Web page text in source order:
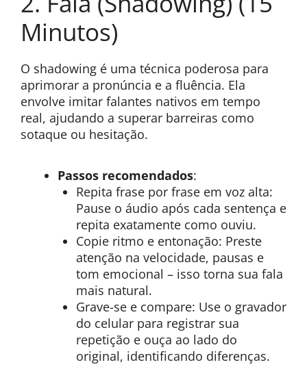
Minutos)
O shadowing é uma técnica poderosa para
aprimorar a pronúncia e a fluência. Ela
envolve imitar falantes nativos em tempo
real, ajudando a superar barreiras como
sotaque ou hesitação.
Passos recomendados:
Repita frase por frase em voz alta:
Pause o áudio após cada sentença e
repita exatamente como ouviu.
Copie ritmo e entonação: Preste
atenção na velocidade, pausas e
tom emocional – isso torna sua fala
mais natural.
Grave-se e compare: Use o gravador
do celular para registrar sua
repetição e ouça ao lado do
original, identificando diferenças.